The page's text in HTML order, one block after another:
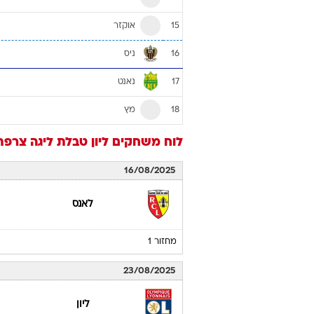
15 אוקזר
16 ניס
17 נאנט
18 מץ
לוח משחקים ליון טבלת ליגה צרפתית
16/08/2025
לאנס
מחזור 1
23/08/2025
ליון